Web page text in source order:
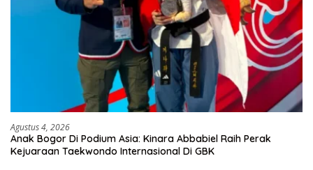
Agustus 4, 2026
Anak Bogor Di Podium Asia: Kinara Abbabiel Raih Perak
Kejuaraan Taekwondo Internasional Di GBK